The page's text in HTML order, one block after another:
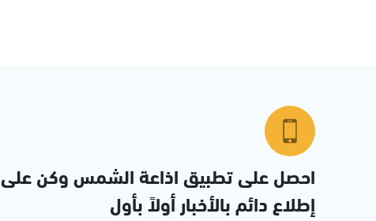
احصل على تطبيق اذاعة الشمس وكن على
إطلاع دائم بالأخبار أولاً بأول